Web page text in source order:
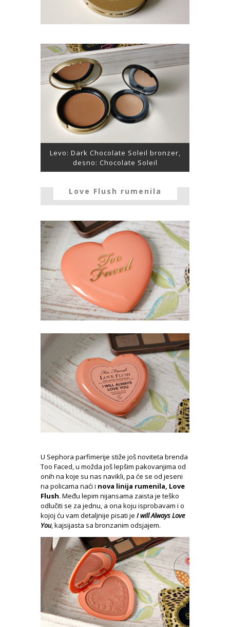
Levo: Dark Chocolate Soleil bronzer,
desno: Chocolate Soleil
Love Flush rumenila
U Sephora parfimerije stiže još noviteta brenda
Too Faced, u možda još lepšim pakovanjima od
onih na koje su nas navikli, pa će se od jeseni
na policama naći i nova linija rumenila, Love
Flush. Među lepim nijansama zaista je teško
odlučiti se za jednu, a ona koju isprobavam i o
kojoj ću vam detaljnije pisati je I will Always Love
You, kajsijasta sa bronzanim odsjajem.